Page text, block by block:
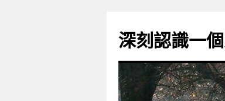
主
要
深刻認識一